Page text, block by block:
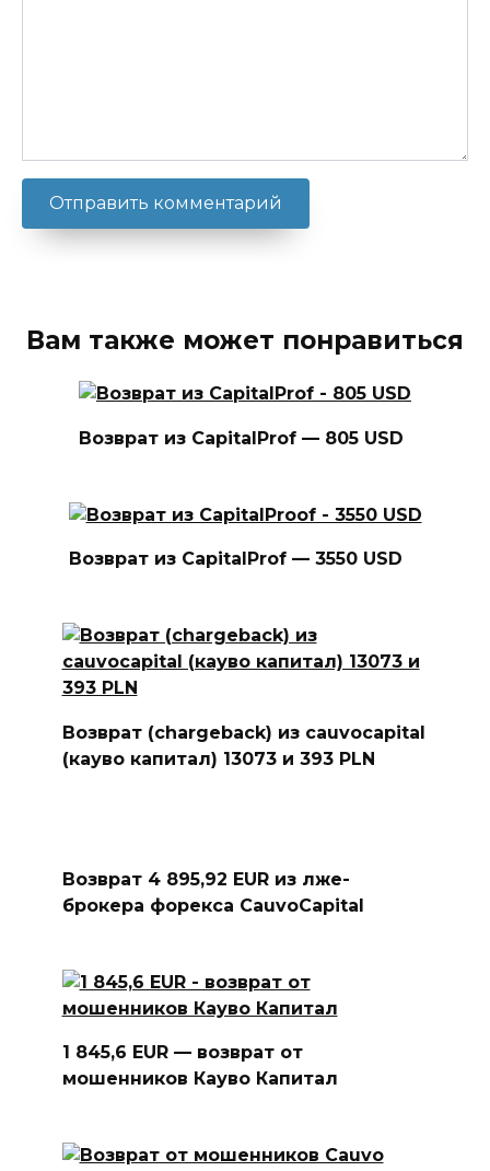
Вам также может понравиться
Возврат из CapitalProf — 805 USD
Возврат из CapitalProf — 3550 USD
Возврат (chargeback) из cauvocapital
(кауво капитал) 13073 и 393 PLN
Возврат 4 895,92 EUR из лже-
брокера форекса CauvoCapital
1 845,6 EUR — возврат от
мошенников Кауво Капитал